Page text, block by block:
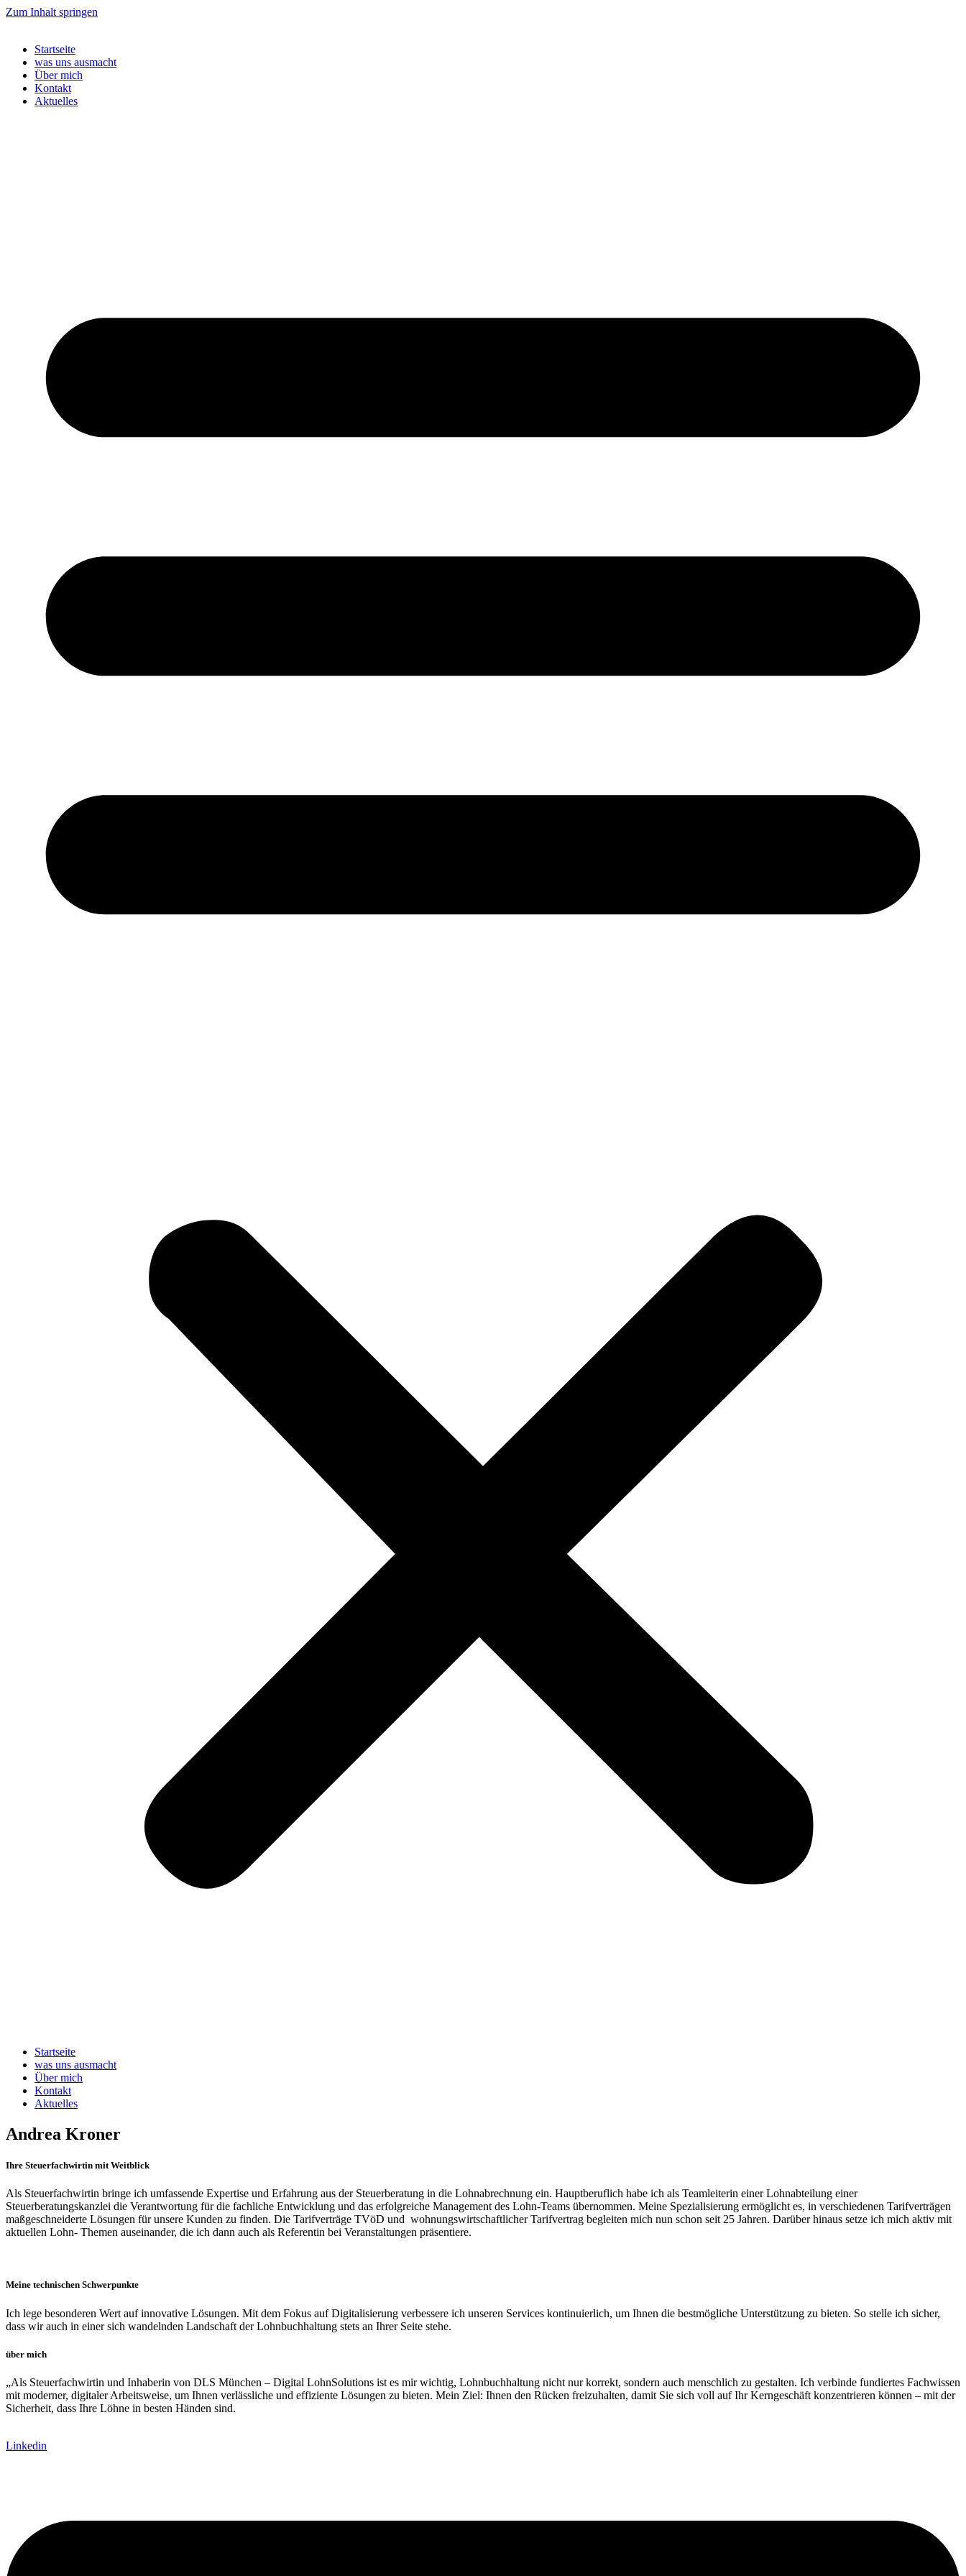
Zum Inhalt springen
Startseite
was uns ausmacht
Über mich
Kontakt
Aktuelles
Startseite
was uns ausmacht
Über mich
Kontakt
Aktuelles
Andrea Kroner
Ihre Steuerfachwirtin mit Weitblick
Als Steuerfachwirtin bringe ich umfassende Expertise und Erfahrung aus der Steuerberatung in die Lohnabrechnung ein. Hauptberuflich habe ich als Teamleiterin einer Lohnabteilung einer
Steuerberatungskanzlei die Verantwortung für die fachliche Entwicklung und das erfolgreiche Management des Lohn-Teams übernommen. Meine Spezialisierung ermöglicht es, in verschiedenen Tarifverträgen
maßgeschneiderte Lösungen für unsere Kunden zu finden. Die Tarifverträge TVöD und wohnungswirtschaftlicher Tarifvertrag begleiten mich nun schon seit 25 Jahren. Darüber hinaus setze ich mich aktiv mit
aktuellen Lohn- Themen auseinander, die ich dann auch als Referentin bei Veranstaltungen präsentiere.
Meine technischen Schwerpunkte
Ich lege besonderen Wert auf innovative Lösungen. Mit dem Fokus auf Digitalisierung verbessere ich unseren Services kontinuierlich, um Ihnen die bestmögliche Unterstützung zu bieten. So stelle ich sicher,
dass wir auch in einer sich wandelnden Landschaft der Lohnbuchhaltung stets an Ihrer Seite stehe.
über mich
„Als Steuerfachwirtin und Inhaberin von DLS München – Digital LohnSolutions ist es mir wichtig, Lohnbuchhaltung nicht nur korrekt, sondern auch menschlich zu gestalten. Ich verbinde fundiertes Fachwissen
mit moderner, digitaler Arbeitsweise, um Ihnen verlässliche und effiziente Lösungen zu bieten. Mein Ziel: Ihnen den Rücken freizuhalten, damit Sie sich voll auf Ihr Kerngeschäft konzentrieren können – mit der
Sicherheit, dass Ihre Löhne in besten Händen sind.
Linkedin